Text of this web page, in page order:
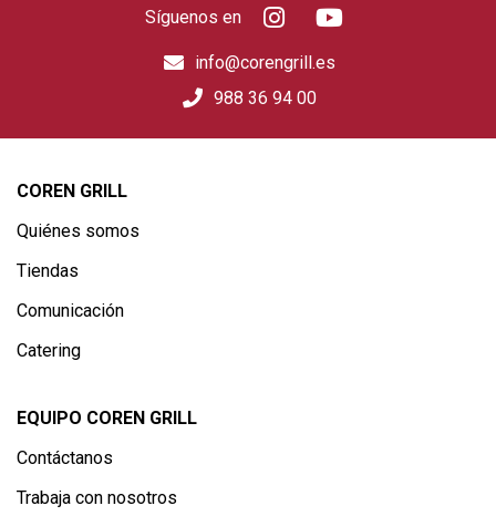
Síguenos en
info@corengrill.es
988 36 94 00
COREN GRILL
Quiénes somos
Tiendas
Comunicación
Catering
EQUIPO COREN GRILL
Contáctanos
Trabaja con nosotros